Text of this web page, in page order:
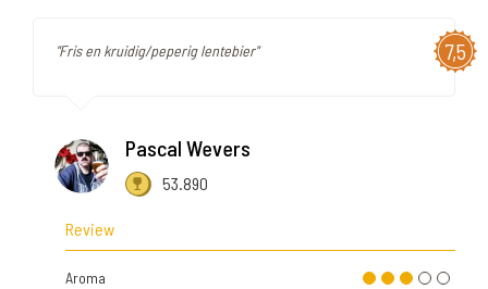
7,5
"Fris en kruidig/peperig lentebier"
Pascal Wevers
53.890
Review
Aroma